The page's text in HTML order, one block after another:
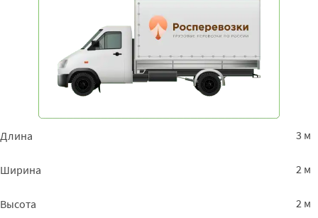
Длина 3 м
Ширина 2 м
Высота 2 м